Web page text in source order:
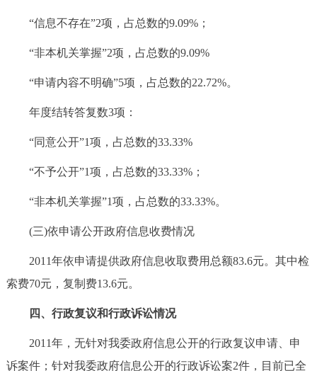
“信息不存在”2项，占总数的9.09%；
“非本机关掌握”2项，占总数的9.09%
“申请内容不明确”5项，占总数的22.72%。
年度结转答复数3项：
“同意公开”1项，占总数的33.33%
“不予公开”1项，占总数的33.33%；
“非本机关掌握”1项，占总数的33.33%。
(三)依申请公开政府信息收费情况
2011年依申请提供政府信息收取费用总额83.6元。其中检
索费70元，复制费13.6元。
四、行政复议和行政诉讼情况
2011年，无针对我委政府信息公开的行政复议申请、申
诉案件；针对我委政府信息公开的行政诉讼案2件，目前已全